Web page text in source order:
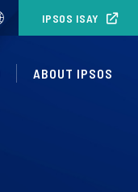
IPSOS ISAY
ABOUT IPSOS